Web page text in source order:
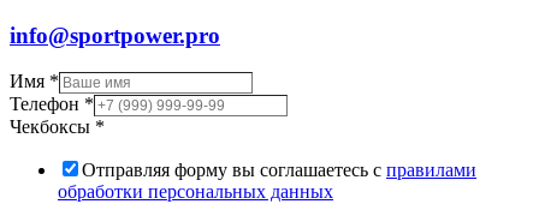
info@sportpower.pro
Имя *
Телефон *
Чекбоксы *
Отправляя форму вы соглашаетесь с правилами
обработки персональных данных